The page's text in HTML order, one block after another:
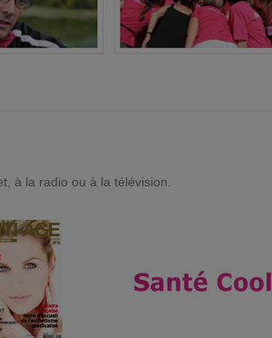
à la radio ou à la télévision.